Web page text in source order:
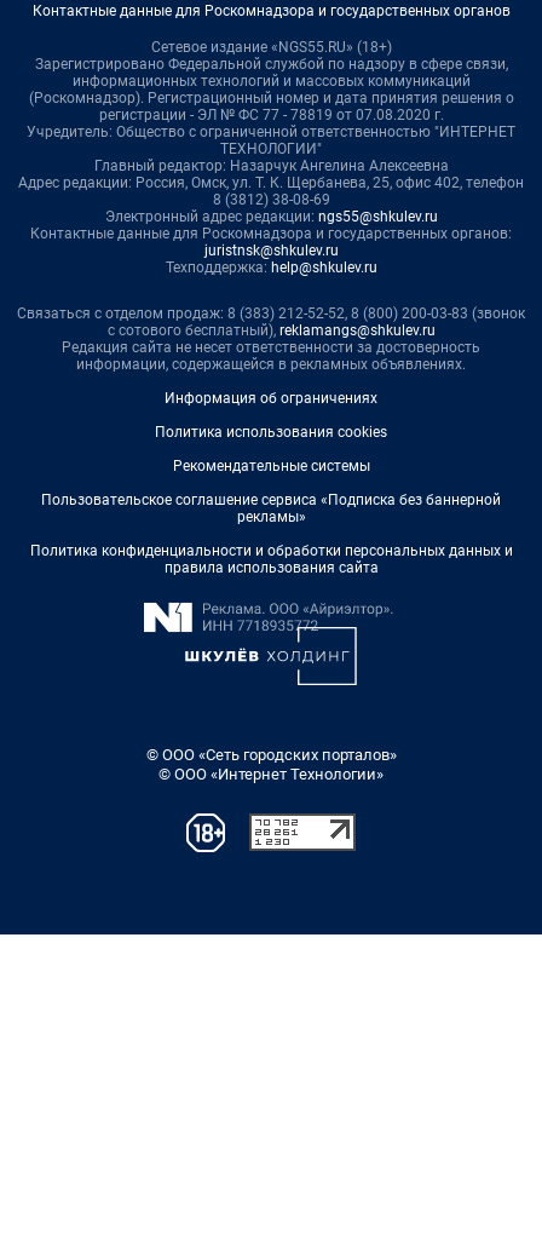
Контактные данные для Роскомнадзора и государственных органов
Сетевое издание «NGS55.RU» (18+)
Зарегистрировано Федеральной службой по надзору в сфере связи,
информационных технологий и массовых коммуникаций
(Роскомнадзор). Регистрационный номер и дата принятия решения о
регистрации - ЭЛ № ФС 77 - 78819 от 07.08.2020 г.
Учредитель: Общество с ограниченной ответственностью "ИНТЕРНЕТ
ТЕХНОЛОГИИ"
Главный редактор: Назарчук Ангелина Алексеевна
Адрес редакции: Россия, Омск, ул. Т. К. Щербанева, 25, офис 402, телефон
8 (3812) 38-08-69
Электронный адрес редакции: ngs55@shkulev.ru
Контактные данные для Роскомнадзора и государственных органов:
juristnsk@shkulev.ru
Техподдержка: help@shkulev.ru
Связаться с отделом продаж: 8 (383) 212-52-52, 8 (800) 200-03-83 (звонок
с сотового бесплатный), reklamangs@shkulev.ru
Редакция сайта не несет ответственности за достоверность
информации, содержащейся в рекламных объявлениях.
Информация об ограничениях
Политика использования cookies
Рекомендательные системы
Пользовательское соглашение сервиса «Подписка без баннерной
рекламы»
Политика конфиденциальности и обработки персональных данных и
правила использования сайта
© ООО «Сеть городских порталов»
© ООО «Интернет Технологии»